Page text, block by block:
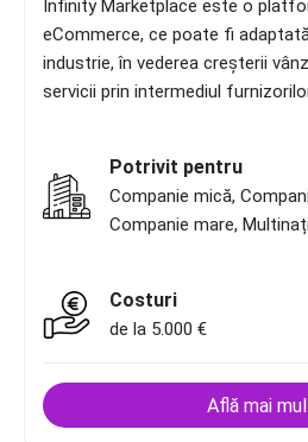
Infinity Marketplace este o
eCommerce, ce poate fi
industrie, în vederea creșterii
servicii prin intermediul
Potrivit pentru
Companie mică,
Companie mare,
Costuri
de la 5.000 €
Află mai